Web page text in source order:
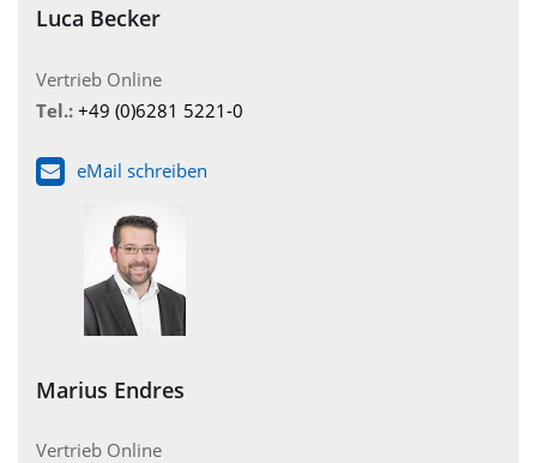
Luca Becker
Vertrieb Online
Tel.: +49 (0)6281 5221-0
eMail schreiben
Marius Endres
Vertrieb Online